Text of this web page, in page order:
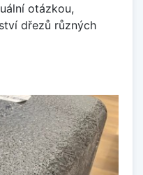
otázkou,
dřezů různých